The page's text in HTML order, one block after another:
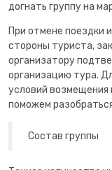
догнать группу на
При отмене поездки
стороны туриста,
организатору
организацию тура.
условий
поможем
Состав группы